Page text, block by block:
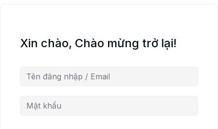
Xin chào, Chào mừng trở lại!